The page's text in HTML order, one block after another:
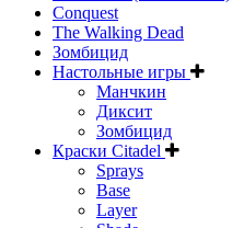
Conquest
The Walking Dead
Зомбицид
Настольные игры
Манчкин
Диксит
Зомбицид
Краски Citadel
Sprays
Base
Layer